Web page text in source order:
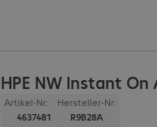
HPE NW Instant On
Artikel-Nr:
4637481
Hersteller-Nr:
R9B28A